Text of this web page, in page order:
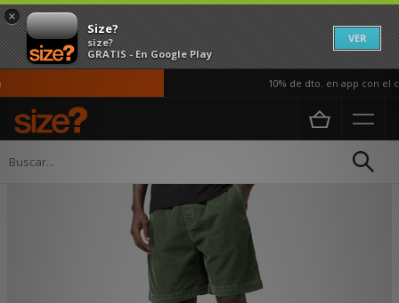
×
Size?
size?
GRATIS - En Google Play
VER
10% de dto. en app con el
Página principal